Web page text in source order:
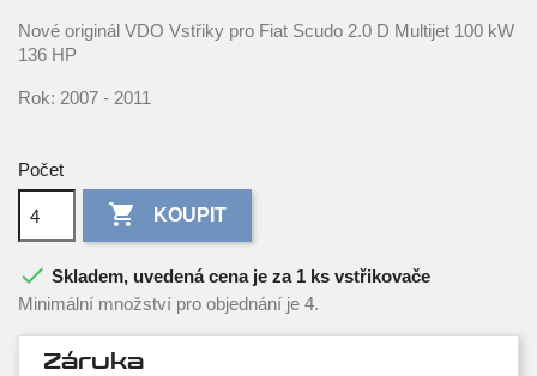
Nové originál VDO Vstřiky pro Fiat Scudo 2.0 D Multijet 100 kW
136 HP
Rok: 2007 - 2011
Počet
 KOUPIT
 Skladem, uvedená cena je za 1 ks vstřikovače
Minimální množství pro objednání je 4.
Záruka